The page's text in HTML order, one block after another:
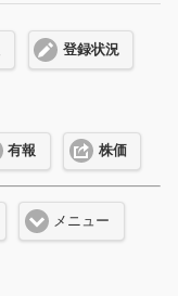
登録状況
有報 株価
メニュー